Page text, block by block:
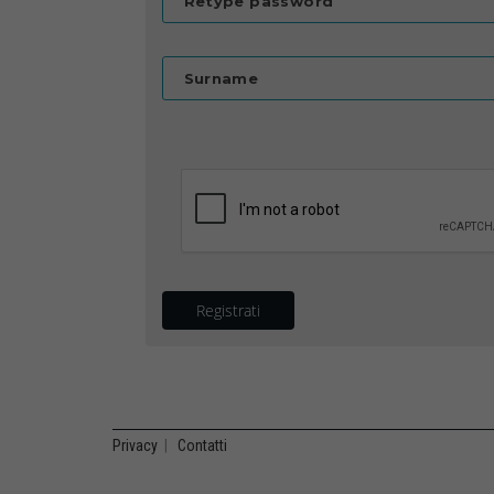
Surname
Registrati
Privacy Contatti